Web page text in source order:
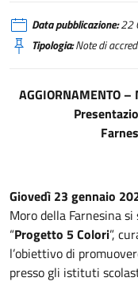
Data pubblicazione:22
Tipologia:Note di
AGGIORNAMENTO –
Giovedì 23 gennaio
Moro della Farnesina
“Progetto 5 Colori”,
l’obiettivo di
presso gli istituti